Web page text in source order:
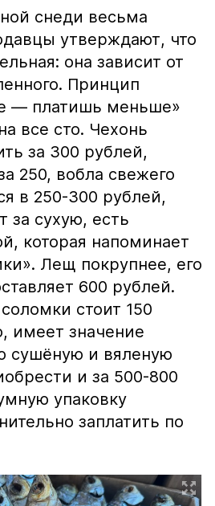
снеди весьма
утверждают, что
она зависит от
Принцип
— платишь меньше»
все сто. Чехонь
за 300 рублей,
250, вобла свежего
в 250-300 рублей,
за сухую, есть
которая напоминает
Лещ покрупнее, его
600 рублей.
стоит 150
имеет значение
сушёную и вяленую
и за 500-800
упаковку
заплатить по